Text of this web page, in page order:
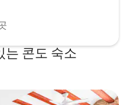
gel
The
will
done,
는 콘도 숙소